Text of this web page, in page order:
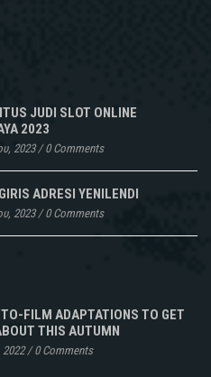
JUDI SLOT ONLINE
2023
2023/0 Comments
ADRESI YENILENDI
2023/0 Comments
FILM ADAPTATIONS TO GET
THIS AUTUMN
2022/0 Comments